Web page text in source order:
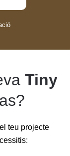
Tiny
teu projecte